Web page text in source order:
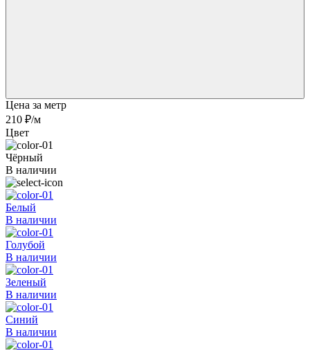
Цена за метр
210 ₽/м
Цвет
Чёрный
В наличии
Белый
В наличии
Голубой
В наличии
Зеленый
В наличии
Синий
В наличии